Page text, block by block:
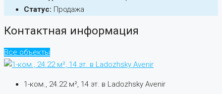
Статус: Продажа
Контактная информация
Все объекты
1-ком., 24.22 м², 14 эт. в Ladozhsky Avenir